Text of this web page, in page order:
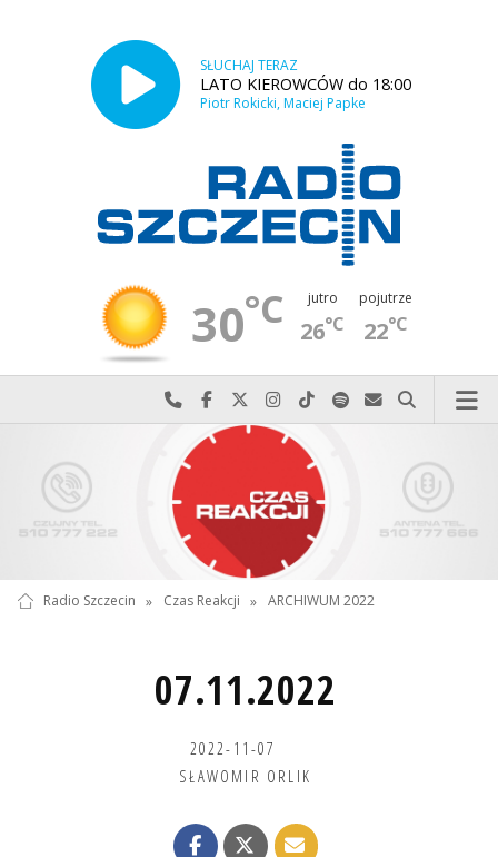
SŁUCHAJ TERAZ
LATO KIEROWCÓW do 18:00
Piotr Rokicki, Maciej Papke
30°C jutro
26°C
pojutrze
22°C
Najlepiej po prostu do nas zadzwoń
Odwiedź nas na Facebook-u
Odwiedź nas na X
Odwiedź nas na Instagram-ie
Odwiedź nas na TikTok-u
Szukaj nas na Spotify
Wyślij do nas
Szukaj
Radio Szczecin » Czas Reakcji » ARCHIWUM 2022
07.11.2022
2022-11-07
SŁAWOMIR ORLIK